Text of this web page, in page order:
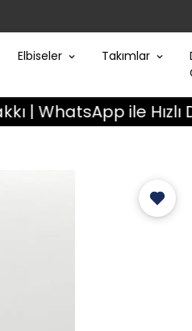
Elbiseler Takımlar
ile Hızlı Destek